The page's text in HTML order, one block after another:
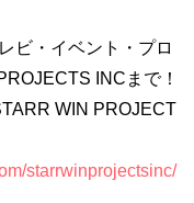
ビ・イベント・プロ
INCまで！
WIN PROJECT
starrwinprojectsinc/